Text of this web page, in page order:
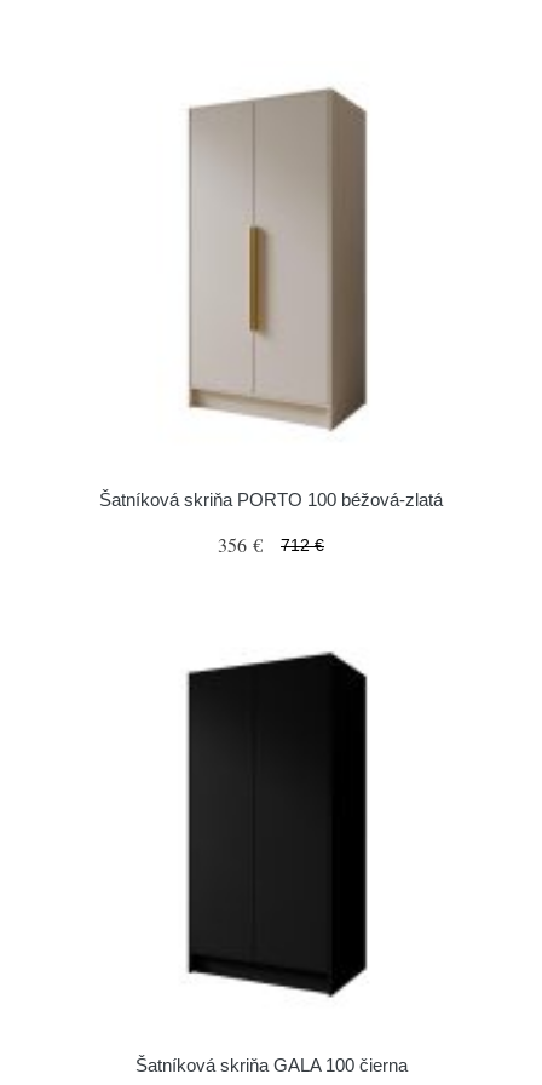
Šatníková skriňa PORTO 100 béžová-zlatá
356 € 712 €
Šatníková skriňa GALA 100 čierna